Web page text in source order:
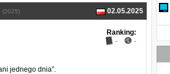
(2025) 02.05.2025
Ranking:
- -
jednego dnia”.